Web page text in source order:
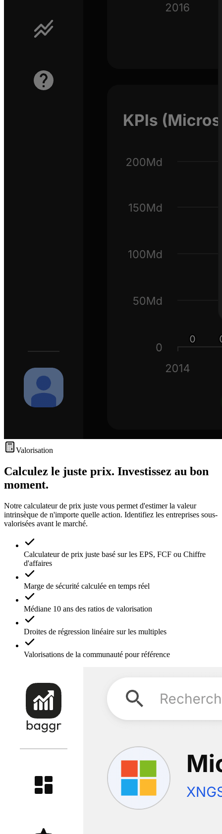
Valorisation
Calculez le juste prix. Investissez au bon
moment.
Notre calculateur de prix juste vous permet d'estimer la valeur
intrinsèque de n'importe quelle action. Identifiez les entreprises sous-
valorisées avant le marché.
Calculateur de prix juste basé sur les EPS, FCF ou Chiffre
d'affaires
Marge de sécurité calculée en temps réel
Médiane 10 ans des ratios de valorisation
Droites de régression linéaire sur les multiples
Valorisations de la communauté pour référence